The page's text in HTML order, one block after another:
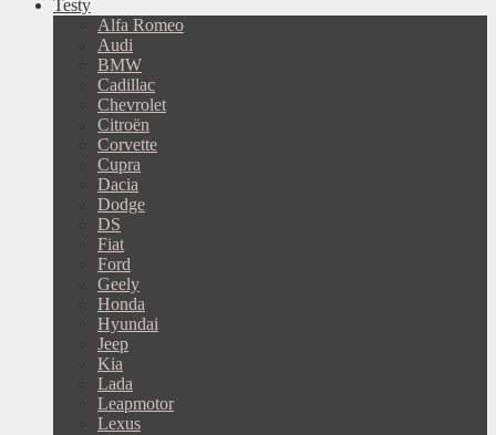
Testy
Alfa Romeo
Audi
BMW
Cadillac
Chevrolet
Citroën
Corvette
Cupra
Dacia
Dodge
DS
Fiat
Ford
Geely
Honda
Hyundai
Jeep
Kia
Lada
Leapmotor
Lexus